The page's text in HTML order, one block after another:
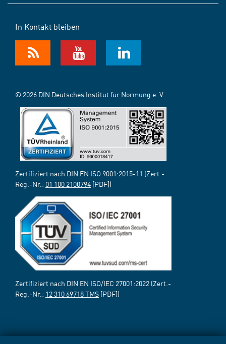
In Kontakt bleiben
© 2026 DIN Deutsches Institut für Normung e. V.
Zertifiziert nach DIN EN ISO 9001:2015-11 (Zert.-
Reg.-Nr.: 01 100 2100794 [PDF])
Zertifiziert nach DIN EN ISO/IEC 27001:2022 (Zert.-
Reg.-Nr.: 12 310 69718 TMS [PDF])